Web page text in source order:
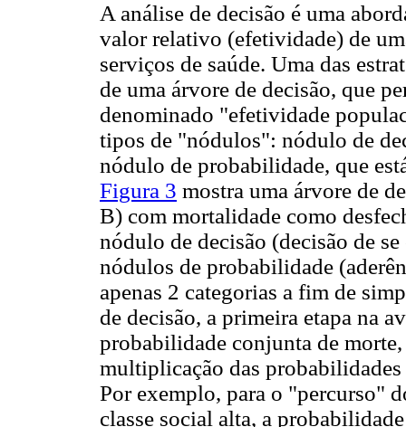
A análise de decisão é uma
valor relativo (efetividade) de
serviços de saúde. Uma das
de uma árvore de decisão, que
denominado "efetividade
tipos de "nódulos": nódulo de
nódulo de probabilidade, que
Figura 3 mostra uma árvore de
B) com mortalidade como
nódulo de decisão (decisão de
nódulos de probabilidade
apenas 2 categorias a fim de
de decisão, a primeira etapa na
probabilidade conjunta de
multiplicação das
Por exemplo, para o "percurso"
classe social alta, a